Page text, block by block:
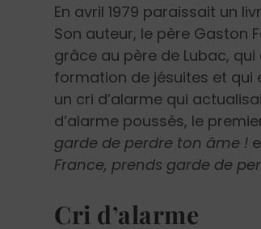
En avril 1979 paraissait un
Son auteur, le père Gaston
grâce au père de Lubac,
formation de jésuites et qui
un cri d’alarme qui
d’alarme poussés, le
garde de perdre ton âme !
France, prends garde de
Cri d’alarme